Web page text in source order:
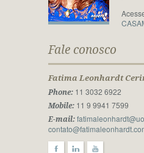
Fale conosco
Fatima Leonhardt
Phone:11 3032 6922
Mobile:11 9 9941 7599
E-mail:
F l y